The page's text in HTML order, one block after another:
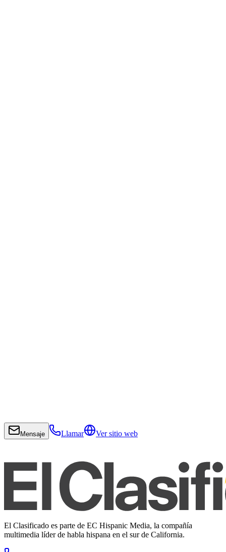
Mensaje Llamar Ver sitio web
El Clasificado es parte de EC Hispanic Media, la compañía
multimedia líder de habla hispana en el sur de California.